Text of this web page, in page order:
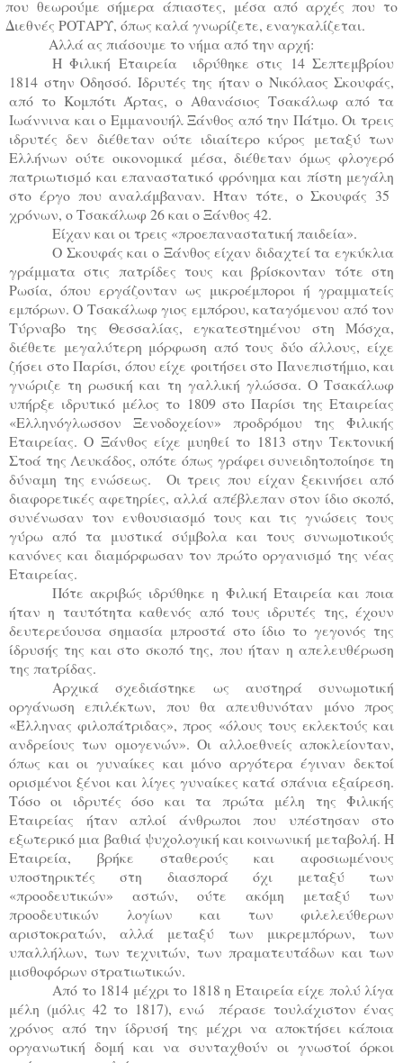
που θεωρούμε σήμερα άπιαστες, μέσα από αρχές που το
Διεθνές ΡΟΤΑΡΥ, όπως καλά γνωρίζετε, εναγκαλίζεται.
Αλλά ας πιάσουμε το νήμα από την αρχή:
Η Φιλική Εταιρεία ιδρύθηκε στις 14 Σεπτεμβρίου
1814 στην Οδησσό. Ιδρυτές της ήταν ο Νικόλαος Σκουφάς,
από το Κομπότι Άρτας, ο Αθανάσιος Τσακάλωφ από τα
Ιωάννινα και ο Εμμανουήλ Ξάνθος από την Πάτμο. Οι τρεις
ιδρυτές δεν διέθεταν ούτε ιδιαίτερο κύρος μεταξύ των
Ελλήνων ούτε οικονομικά μέσα, διέθεταν όμως φλογερό
πατριωτισμό και επαναστατικό φρόνημα και πίστη μεγάλη
στο έργο που αναλάμβαναν. Ήταν τότε, ο Σκουφάς 35
χρόνων, ο Τσακάλωφ 26 και ο Ξάνθος 42.
Είχαν και οι τρεις «προεπαναστατική παιδεία».
Ο Σκουφάς και ο Ξάνθος είχαν διδαχτεί τα εγκύκλια
γράμματα στις πατρίδες τους και βρίσκονταν τότε στη
Ρωσία, όπου εργάζονταν ως μικροέμποροι ή γραμματείς
εμπόρων. Ο Τσακάλωφ γιος εμπόρου, καταγόμενου από τον
Τύρναβο της Θεσσαλίας, εγκατεστημένου στη Μόσχα,
διέθετε μεγαλύτερη μόρφωση από τους δύο άλλους, είχε
ζήσει στο Παρίσι, όπου είχε φοιτήσει στο Πανεπιστήμιο, και
γνώριζε τη ρωσική και τη γαλλική γλώσσα. Ο Τσακάλωφ
υπήρξε ιδρυτικό μέλος το 1809 στο Παρίσι της Εταιρείας
«Ελληνόγλωσσον Ξενοδοχείον» προδρόμου της Φιλικής
Εταιρείας. Ο Ξάνθος είχε μυηθεί το 1813 στην Τεκτονική
Στοά της Λευκάδος, οπότε όπως γράφει συνειδητοποίησε τη
δύναμη της ενώσεως. Οι τρεις που είχαν ξεκινήσει από
διαφορετικές αφετηρίες, αλλά απέβλεπαν στον ίδιο σκοπό,
συνένωσαν τον ενθουσιασμό τους και τις γνώσεις τους
γύρω από τα μυστικά σύμβολα και τους συνωμοτικούς
κανόνες και διαμόρφωσαν τον πρώτο οργανισμό της νέας
Εταιρείας.
Πότε ακριβώς ιδρύθηκε η Φιλική Εταιρεία και ποια
ήταν η ταυτότητα καθενός από τους ιδρυτές της, έχουν
δευτερεύουσα σημασία μπροστά στο ίδιο το γεγονός της
ίδρυσής της και στο σκοπό της, που ήταν η απελευθέρωση
της πατρίδας.
Αρχικά σχεδιάστηκε ως αυστηρά συνωμοτική
οργάνωση επιλέκτων, που θα απευθυνόταν μόνο προς
«Έλληνας φιλοπάτριδας», προς «όλους τους εκλεκτούς και
ανδρείους των ομογενών». Οι αλλοεθνείς αποκλείονταν,
όπως και οι γυναίκες και μόνο αργότερα έγιναν δεκτοί
ορισμένοι ξένοι και λίγες γυναίκες κατά σπάνια εξαίρεση.
Τόσο οι ιδρυτές όσο και τα πρώτα μέλη της Φιλικής
Εταιρείας ήταν απλοί άνθρωποι που υπέστησαν στο
εξωτερικό μια βαθιά ψυχολογική και κοινωνική μεταβολή. Η
Εταιρεία, βρήκε σταθερούς και αφοσιωμένους
υποστηρικτές στη διασπορά όχι μεταξύ των
«προοδευτικών» αστών, ούτε ακόμη μεταξύ των
προοδευτικών λογίων και των φιλελεύθερων
αριστοκρατών, αλλά μεταξύ των μικρεμπόρων, των
υπαλλήλων, των τεχνιτών, των πραματευτάδων και των
μισθοφόρων στρατιωτικών.
Από το 1814 μέχρι το 1818 η Εταιρεία είχε πολύ λίγα
μέλη (μόλις 42 το 1817), ενώ πέρασε τουλάχιστον ένας
χρόνος από την ίδρυσή της μέχρι να αποκτήσει κάποια
οργανωτική δομή και να συνταχθούν οι γνωστοί όρκοι